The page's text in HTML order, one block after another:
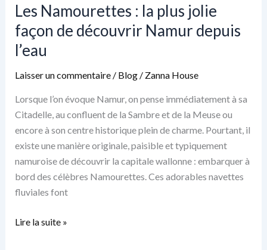
il
fait
bon
Les Namourettes : la plus jolie
façon de découvrir Namur depuis
l’eau
Laisser un commentaire / Blog/ Zanna House
Lorsque l’on évoque Namur, on pense immédiatement à sa
Citadelle, au confluent de la Sambre et de la Meuse ou
encore à son centre historique plein de charme. Pourtant, il
existe une manière originale, paisible et typiquement
namuroise de découvrir la capitale wallonne : embarquer à
bord des célèbres Namourettes. Ces adorables navettes
fluviales font
Les
Lire la suite »